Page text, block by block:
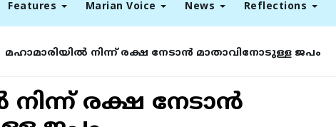
Features Marian Voice News Reflections
മഹാമാരിയില്‍ നിന്ന് രക്ഷ നേടാന്‍ മാതാവിനോടുള്ള ജപം
നിന്ന് രക്ഷ നേടാന്‍